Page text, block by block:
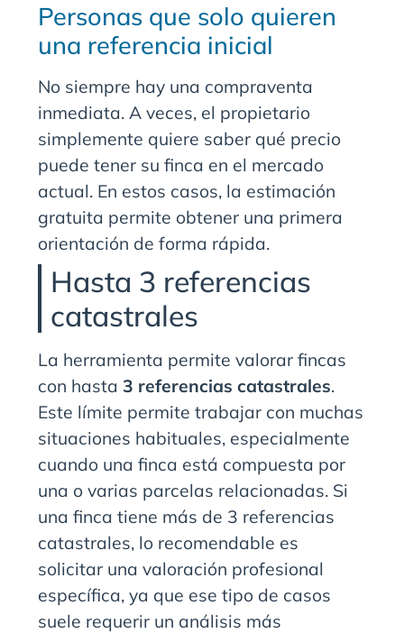
Personas que solo quieren
una referencia inicial
No siempre hay una compraventa
inmediata. A veces, el propietario
simplemente quiere saber qué precio
puede tener su finca en el mercado
actual. En estos casos, la estimación
gratuita permite obtener una primera
orientación de forma rápida.
Hasta 3 referencias
catastrales
La herramienta permite valorar fincas
con hasta 3 referencias catastrales.
Este límite permite trabajar con muchas
situaciones habituales, especialmente
cuando una finca está compuesta por
una o varias parcelas relacionadas. Si
una finca tiene más de 3 referencias
catastrales, lo recomendable es
solicitar una valoración profesional
específica, ya que ese tipo de casos
suele requerir un análisis más